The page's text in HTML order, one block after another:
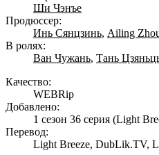
Ши Чэнъе
Продюссер:
Инь Сянцзинь, Ailing
В ролях:
Ван Чужань, Тань
Качество:
WEBRip
Добавлено:
1 сезон 36 серия (Light
Перевод:
Light Breeze, DubLik.TV,